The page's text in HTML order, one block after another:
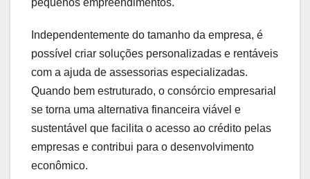
pequenos empreendimentos.
Independentemente do tamanho da empresa, é
possível criar soluções personalizadas e rentáveis
com a ajuda de assessorias especializadas.
Quando bem estruturado, o consórcio empresarial
se torna uma alternativa financeira viável e
sustentável que facilita o acesso ao crédito pelas
empresas e contribui para o desenvolvimento
econômico.